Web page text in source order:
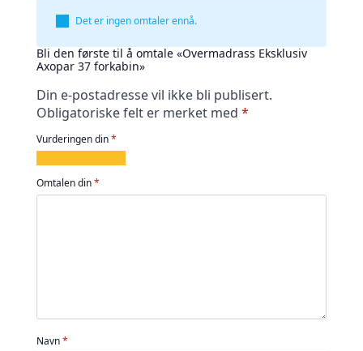
Det er ingen omtaler ennå.
Bli den første til å omtale «Overmadrass Eksklusiv
Axopar 37 forkabin»
Din e-postadresse vil ikke bli publisert.
Obligatoriske felt er merket med *
Vurderingen din*
av
5
av
5
av
5
av
5 5
Omtalen din*
Navn*